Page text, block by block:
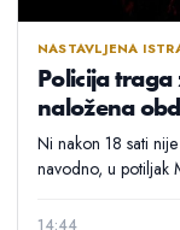
NASTAVLJENA
Policija
naložena
Ni nakon 18 sati
navodno, u potiljak
14:44